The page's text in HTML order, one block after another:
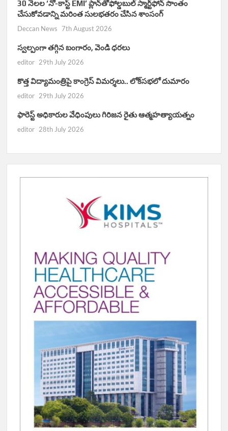
30 నెలల ‘నో-కాస్ట్ EMI’ ప్లాన్‌తోఫోల్డబుల్ స్మార్ట్‌ఫోన్ సొంతం
చేసుకోవడాన్ని మరింత సులభతరం చేసిన శాంసంగ్
Deccan News 7th August 2026
స్వల్పంగా తగ్గిన బంగారం, వెండి ధరలు
editor 29th July 2026
కొత్త విద్యామంత్రిపై కాంగ్రెస్ విమర్శలు.. లోక్‌సభలో దుమారం
editor 29th July 2026
ఫారెస్ట్ అధికారుల వేధింపులు గిరిజన రైతు ఆత్మహత్యాయత్నం
editor 28th July 2026